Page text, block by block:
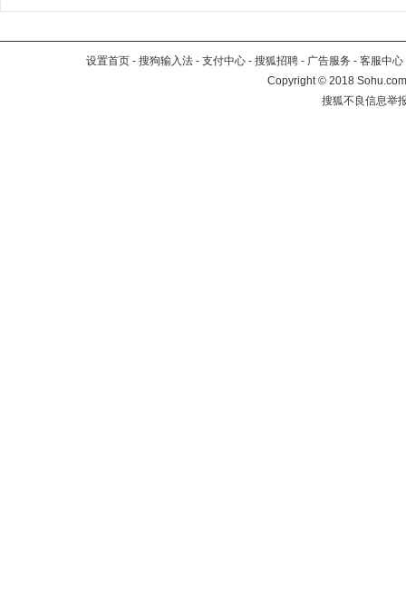
设置首页 - 搜狗输入法 - 支付中心 - 搜狐招聘 - 广告服务 - 客服中心
Copyright©2018
搜狐不良信息举